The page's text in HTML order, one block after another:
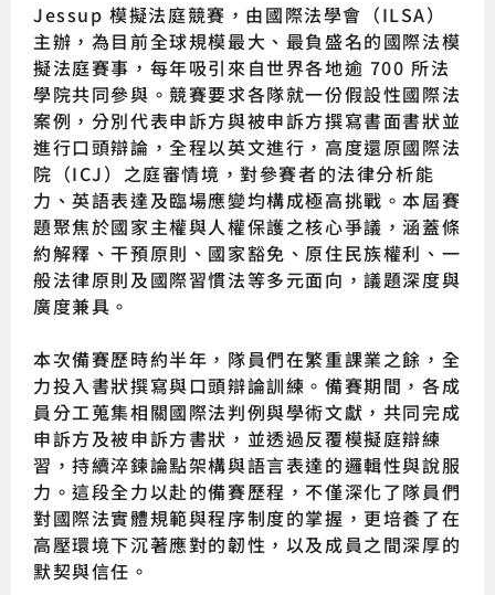
Jessup 模擬法庭競賽，由國際法學會（ILSA）
主辦，為目前全球規模最大、最負盛名的國際法模
擬法庭賽事，每年吸引來自世界各地逾 700 所法
學院共同參與。競賽要求各隊就一份假設性國際法
案例，分別代表申訴方與被申訴方撰寫書面書狀並
進行口頭辯論，全程以英文進行，高度還原國際法
院（ICJ）之庭審情境，對參賽者的法律分析能
力、英語表達及臨場應變均構成極高挑戰。本屆賽
題聚焦於國家主權與人權保護之核心爭議，涵蓋條
約解釋、干預原則、國家豁免、原住民族權利、一
般法律原則及國際習慣法等多元面向，議題深度與
廣度兼具。
本次備賽歷時約半年，隊員們在繁重課業之餘，全
力投入書狀撰寫與口頭辯論訓練。備賽期間，各成
員分工蒐集相關國際法判例與學術文獻，共同完成
申訴方及被申訴方書狀，並透過反覆模擬庭辯練
習，持續淬鍊論點架構與語言表達的邏輯性與說服
力。這段全力以赴的備賽歷程，不僅深化了隊員們
對國際法實體規範與程序制度的掌握，更培養了在
高壓環境下沉著應對的韌性，以及成員之間深厚的
默契與信任。